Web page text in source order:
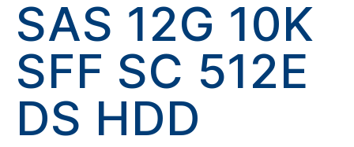
SAS 12G 10K
SFF SC 512E
DS HDD